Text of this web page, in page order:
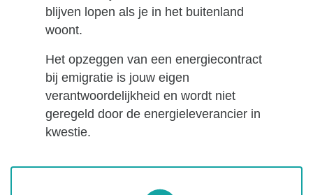
blijven lopen als je in het buitenland
woont.
Het opzeggen van een energiecontract
bij emigratie is jouw eigen
verantwoordelijkheid en wordt niet
geregeld door de energieleverancier in
kwestie.